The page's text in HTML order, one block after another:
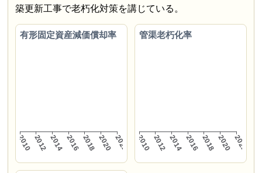
築更新工事で老朽化対策を講じている。
有形固定資産減価償却率 管渠老朽化率